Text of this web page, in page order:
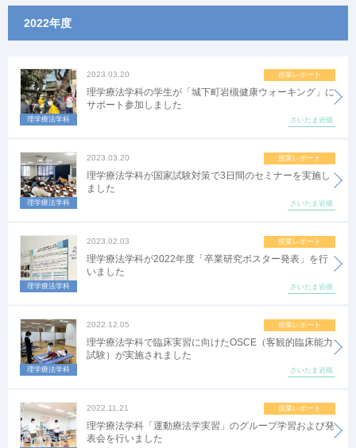
2022年度
2023.03.20 授業レポート
理学療法学科の学生が「城下町岩槻健康ウォーキング」に
サポート参加しました
さいたま岩槻
理学療法学科
2023.03.20 授業レポート
理学療法学科が国家試験対策で3日間のセミナーを実施し
ました
さいたま岩槻
理学療法学科
2023.02.03 授業レポート
理学療法学科が2022年度「卒業研究ポスター発表」を行
いました
さいたま岩槻
理学療法学科
2022.12.05 授業レポート
理学療法学科で臨床実習に向けたOSCE（客観的臨床能力
試験）が実施されました
さいたま岩槻
理学療法学科
2022.11.21 授業レポート
理学療法学科「運動療法学実習」のグループ学習および発
表会を行いました